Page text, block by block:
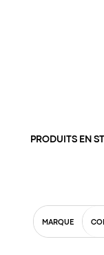
PRODUITS EN
MARQUE